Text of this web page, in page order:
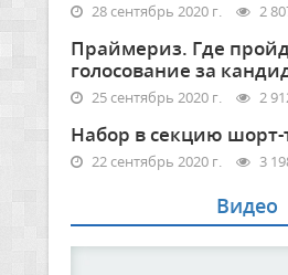
28 сентябрь 2020 г. 2
Праймериз. Где
голосование за
25 сентябрь 2020 г. 2
Набор в секцию шорт-
22 сентябрь 2020 г. 3
Видео